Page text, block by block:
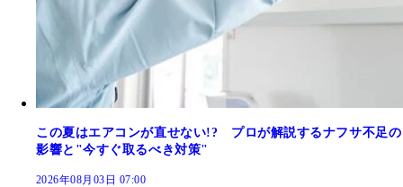
この夏はエアコンが直せない!? プロが解説するナフサ不足の
影響と"今すぐ取るべき対策"
2026年08月03日 07:00